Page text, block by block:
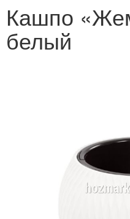
Кашпо
белый